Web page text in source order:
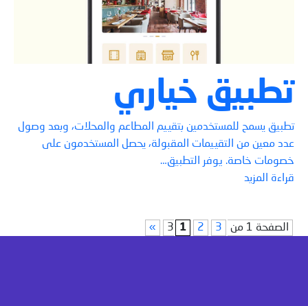
تطبيق خياري
تطبيق يسمح للمستخدمين بتقييم المطاعم والمحلات، وبعد وصول
عدد معين من التقييمات المقبولة، يحصل المستخدمون على
خصومات خاصة. يوفر التطبيق…
قراءة المزيد
الصفحة 1 من 3 1 2 3
»